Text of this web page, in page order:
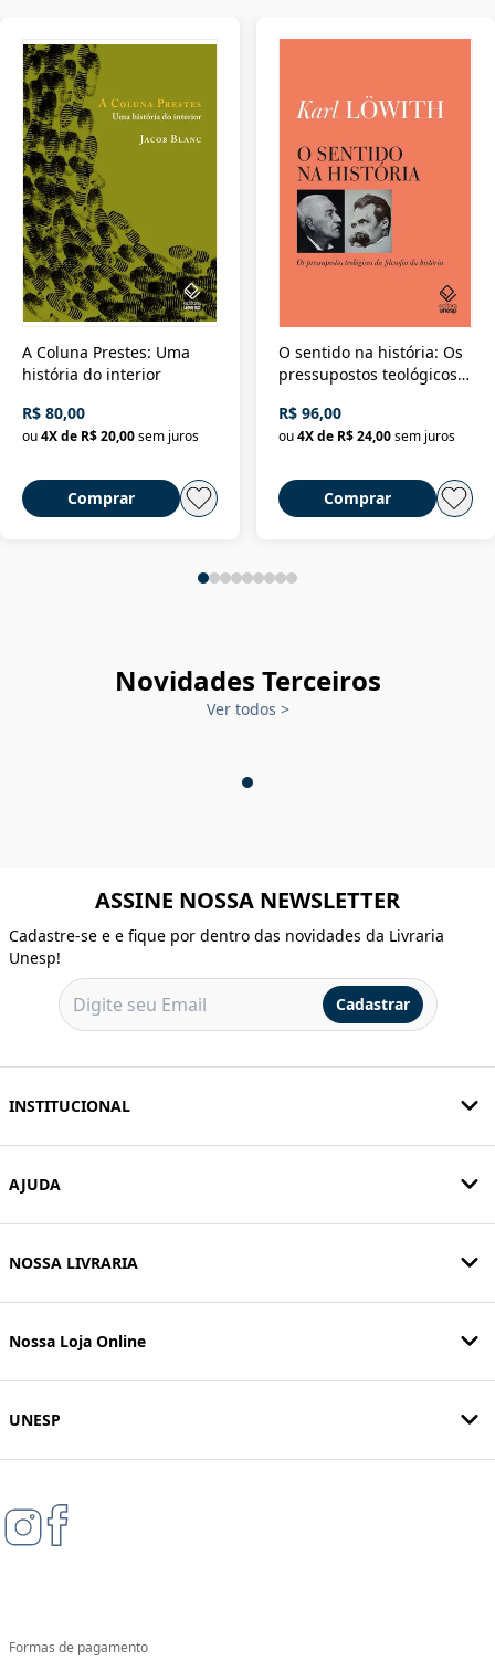
A Coluna Prestes: Uma
história do interior
R$ 80,00
ou4X de R$ 20,00sem juros
Comprar
O sentido na história: Os
pressupostos teológicos
R$ 96,00
ou 4X de R$ 24,00 sem juros
Comprar
Novidades Terceiros
Ver todos >
ASSINE NOSSA NEWSLETTER
Cadastre-se e e fique por dentro das novidades da Livraria
Unesp!
Cadastrar
INSTITUCIONAL
AJUDA
NOSSA LIVRARIA
Nossa Loja Online
UNESP
Formas de pagamento